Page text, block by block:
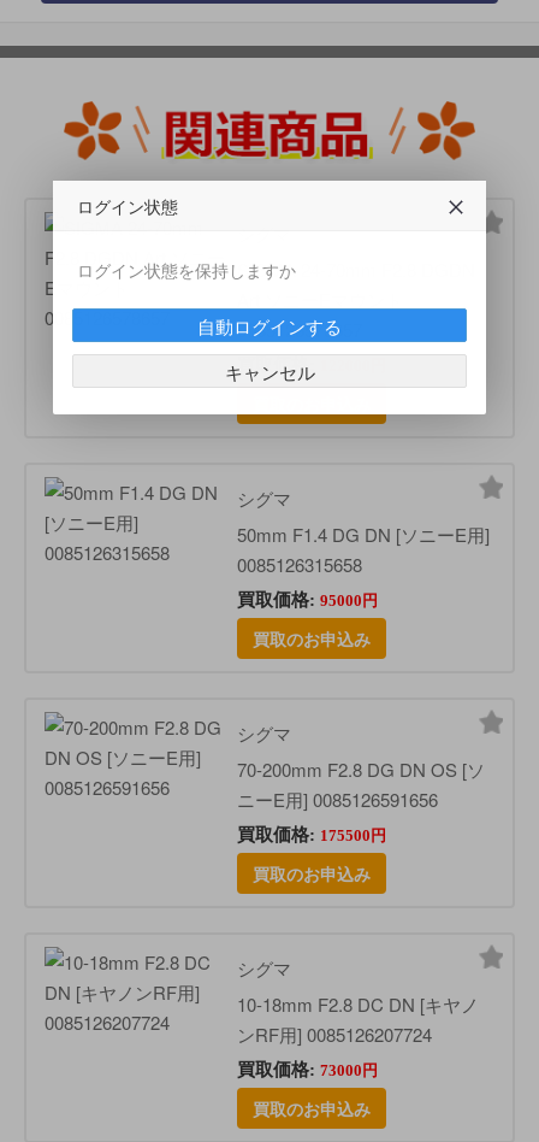
SIGMA 24-70mm F2.8 DGDN
0085126578657
買取価格:
シグマ
50mm F1.4 DG DN [ソニーE用]
0085126315658
買取価格: 95000円
買取のお申込み
シグマ
70-200mm F2.8 DG DN OS [ソ
ニーE用] 0085126591656
買取価格: 175500円
買取のお申込み
シグマ
10-18mm F2.8 DC DN [キヤノ
ンRF用] 0085126207724
買取価格: 73000円
買取のお申込み
ログイン状態
ログイン状態を保持しますか
自動ログインする
キャンセル